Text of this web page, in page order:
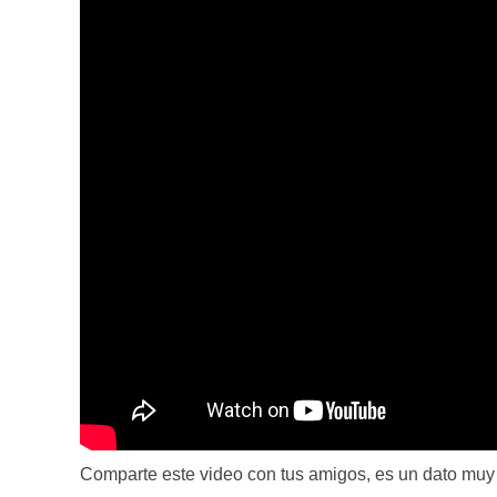
Comparte este video con tus amigos, es un dato